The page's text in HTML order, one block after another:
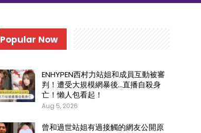
Popular Now
ENHYPEN西村力站姐和成員互動被審
判！遭受大規模網暴後…直播自殺身
亡！懶人包看起！
Aug 5, 2026
曾和過世站姐有過接觸的網友公開原